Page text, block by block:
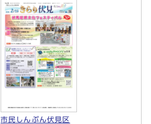
市民しんぶん伏見区